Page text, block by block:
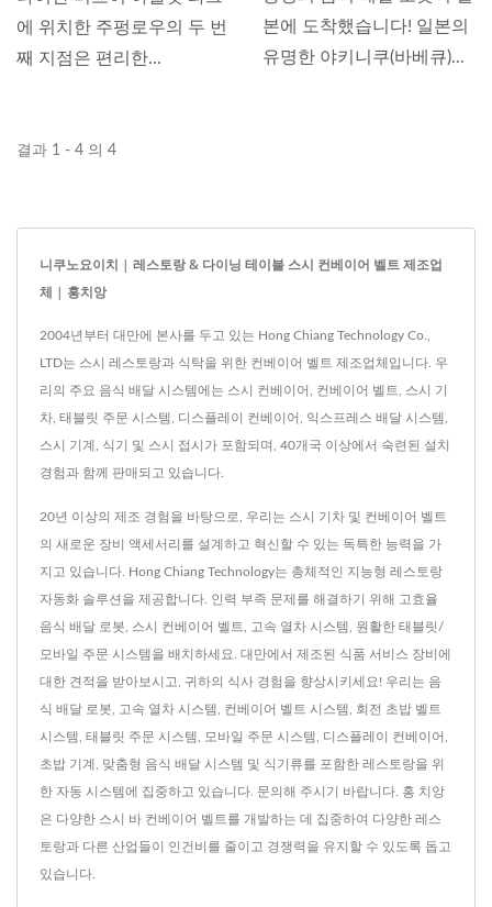
에 위치한 주펑로우의 두 번
째 지점은 편리한...
본에 도착했습니다! 일본의
유명한 야키니쿠(바베큐)...
결과 1 - 4 의 4
니쿠노요이치 | 레스토랑 & 다이닝 테이블 스시 컨베이어 벨트 제조업
체 | 홍치앙
2004년부터 대만에 본사를 두고 있는 Hong Chiang Technology Co.,
LTD는 스시 레스토랑과 식탁을 위한 컨베이어 벨트 제조업체입니다. 우
리의 주요 음식 배달 시스템에는 스시 컨베이어, 컨베이어 벨트, 스시 기
차, 태블릿 주문 시스템, 디스플레이 컨베이어, 익스프레스 배달 시스템,
스시 기계, 식기 및 스시 접시가 포함되며, 40개국 이상에서 숙련된 설치
경험과 함께 판매되고 있습니다.
20년 이상의 제조 경험을 바탕으로, 우리는 스시 기차 및 컨베이어 벨트
의 새로운 장비 액세서리를 설계하고 혁신할 수 있는 독특한 능력을 가
지고 있습니다. Hong Chiang Technology는 총체적인 지능형 레스토랑
자동화 솔루션을 제공합니다. 인력 부족 문제를 해결하기 위해 고효율
음식 배달 로봇, 스시 컨베이어 벨트, 고속 열차 시스템, 원활한 태블릿/
모바일 주문 시스템을 배치하세요. 대만에서 제조된 식품 서비스 장비에
대한 견적을 받아보시고, 귀하의 식사 경험을 향상시키세요! 우리는 음
식 배달 로봇, 고속 열차 시스템, 컨베이어 벨트 시스템, 회전 초밥 벨트
시스템, 태블릿 주문 시스템, 모바일 주문 시스템, 디스플레이 컨베이어,
초밥 기계, 맞춤형 음식 배달 시스템 및 식기류를 포함한 레스토랑을 위
한 자동 시스템에 집중하고 있습니다. 문의해 주시기 바랍니다. 홍 치앙
은 다양한 스시 바 컨베이어 벨트를 개발하는 데 집중하여 다양한 레스
토랑과 다른 산업들이 인건비를 줄이고 경쟁력을 유지할 수 있도록 돕고
있습니다.